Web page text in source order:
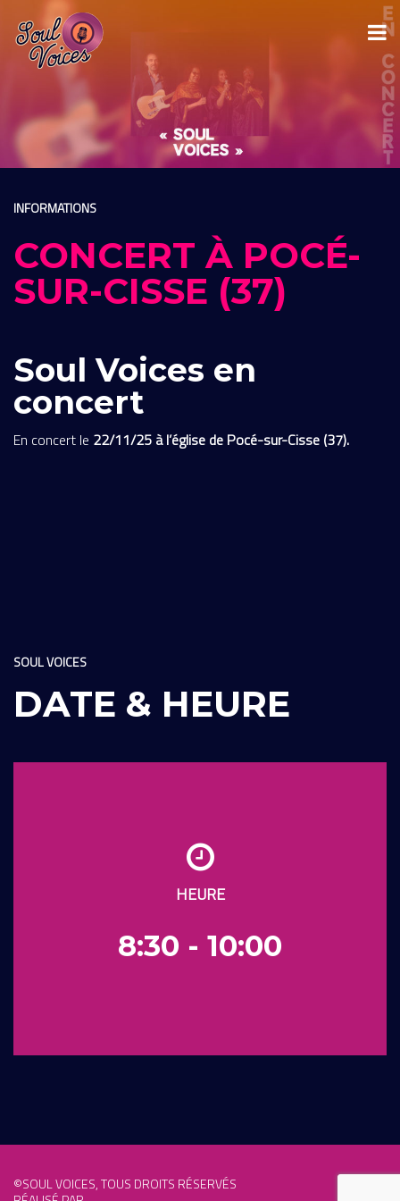
INFORMATIONS
CONCERT À POCÉ-
SUR-CISSE (37)
Soul Voices en
concert
En concert le 22/11/25 à l’église de Pocé-sur-Cisse (37).
SOUL VOICES
DATE & HEURE
HEURE
8:30 - 10:00
©SOUL VOICES, TOUS DROITS RÉSERVÉS